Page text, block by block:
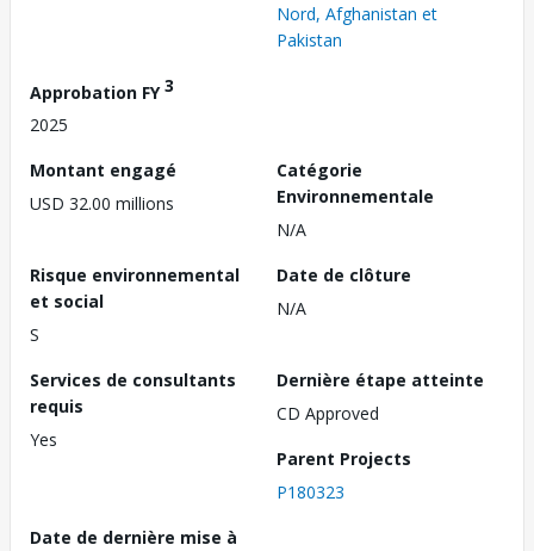
Nord, Afghanistan et
Pakistan
Approbation FY3
2025
Montant engagé
USD 32.00 millions
Catégorie
Environnementale
N/A
Risque environnemental
et social
S
Date de clôture
N/A
Services de consultants
requis
Yes
Dernière étape atteinte
CD Approved
Parent Projects
P180323
Date de dernière mise à